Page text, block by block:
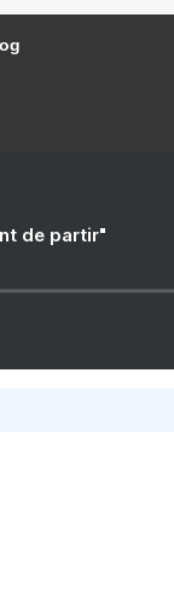
de partir"